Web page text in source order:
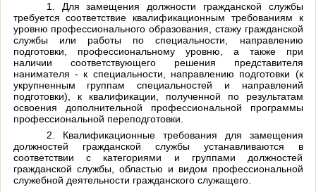
1. Для замещения должности гражданской службы
требуется соответствие квалификационным требованиям к
уровню профессионального образования, стажу гражданской
службы или работы по специальности, направлению
подготовки, профессиональному уровню, а также при
наличии соответствующего решения представителя
нанимателя - к специальности, направлению подготовки (к
укрупненным группам специальностей и направлений
подготовки), к квалификации, полученной по результатам
освоения дополнительной профессиональной программы
профессиональной переподготовки.
2. Квалификационные требования для замещения
должностей гражданской службы устанавливаются в
соответствии с категориями и группами должностей
гражданской службы, областью и видом профессиональной
служебной деятельности гражданского служащего.